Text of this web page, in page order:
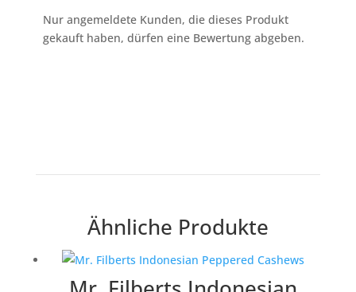
Nur angemeldete Kunden, die dieses Produkt
gekauft haben, dürfen eine Bewertung abgeben.
Ähnliche Produkte